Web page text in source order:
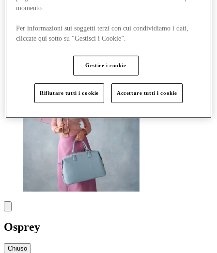
Pianifica la tua visita
Cosa c'è in programma
Gift Card
Servizi
Osprey
Chiuso
momento.
Per informazioni sui soggetti terzi con cui condividiamo i dati,
cliccate qui sotto su “Gestisci i Cookie”.
Gestire i cookie
Rifiutare tutti i cookie Accettare tutti i cookie